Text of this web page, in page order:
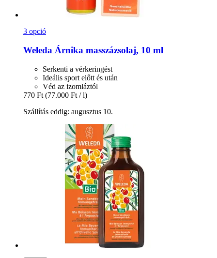
3 opció
Weleda Árnika masszázsolaj, 10 ml
Serkenti a vérkeringést
Ideális sport előtt és után
Véd az izomláztól
770 Ft (77.000 Ft / l)
Szállítás eddig: augusztus 10.